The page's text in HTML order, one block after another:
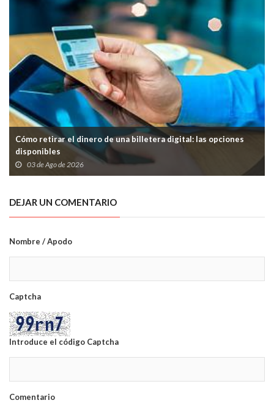
Cómo retirar el dinero de una billetera digital: las opciones
disponibles
03 de Ago de 2026
DEJAR UN COMENTARIO
Nombre / Apodo
Captcha
Introduce el código Captcha
Comentario